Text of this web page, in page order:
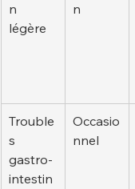
n
légère
n
Trouble
s
gastro-
intestin
Occasio
nnel